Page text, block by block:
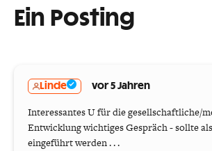
Ein Posting
Linde vor 5 Jahren
Interessantes U für die gesellschaftliche/
Entwicklung wichtiges Gespräch - sollte
eingeführt werden . . .